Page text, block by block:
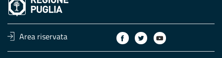
Area riservata